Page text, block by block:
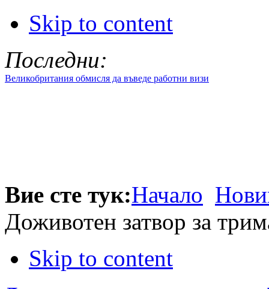
Skip to content
Последни:
Великобритания обмисля да въведе работни визи
Вие сте тук:Начало
Доживотен затвор за
Skip to content